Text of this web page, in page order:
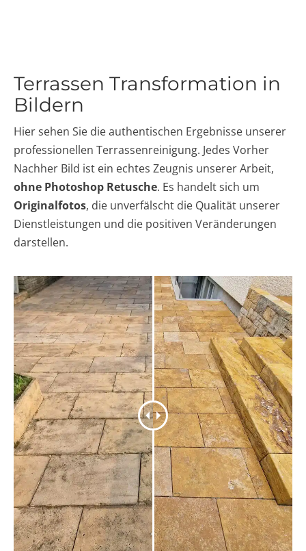
Terrassen Transformation in
Bildern
Hier sehen Sie die authentischen Ergebnisse unserer
professionellen Terrassenreinigung. Jedes Vorher
Nachher Bild ist ein echtes Zeugnis unserer Arbeit,
ohne Photoshop Retusche. Es handelt sich um
Originalfotos, die unverfälscht die Qualität unserer
Dienstleistungen und die positiven Veränderungen
darstellen.